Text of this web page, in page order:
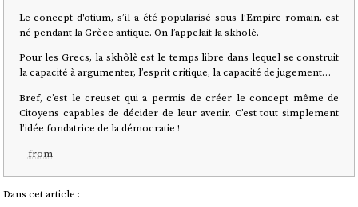
Le concept d'otium, s’il a été popularisé sous l’Empire romain, est
né pendant la Grèce antique. On l’appelait la skholè.
Pour les Grecs, la skhôlè est le temps libre dans lequel se construit
la capacité à argumenter, l’esprit critique, la capacité de jugement…
Bref, c’est le creuset qui a permis de créer le concept même de
Citoyens capables de décider de leur avenir. C’est tout simplement
l’idée fondatrice de la démocratie !
--from
Dans cet article :